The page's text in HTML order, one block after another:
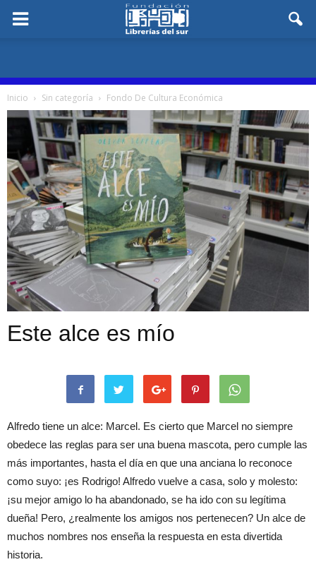
Inicio Sin categoría Fondo De Cultura Económica
Este alce es mío
Alfredo tiene un alce: Marcel. Es cierto que Marcel no siempre
obedece las reglas para ser una buena mascota, pero cumple las
más importantes, hasta el día en que una anciana lo reconoce
como suyo: ¡es Rodrigo! Alfredo vuelve a casa, solo y molesto:
¡su mejor amigo lo ha abandonado, se ha ido con su legítima
dueña! Pero, ¿realmente los amigos nos pertenecen? Un alce de
muchos nombres nos enseña la respuesta en esta divertida
historia.